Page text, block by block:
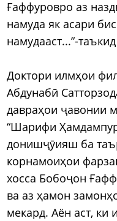
Ғаффуровро аз
намуда як асари
намудааст...”-
Доктори илмҳои
Абдунабӣ
давраҳои ҷавонии
“Шарифи
донишҷӯияш ба
корнамоиҳои
хосса Бобоҷон
ва аз ҳамон
мекард. Аён аст, ки